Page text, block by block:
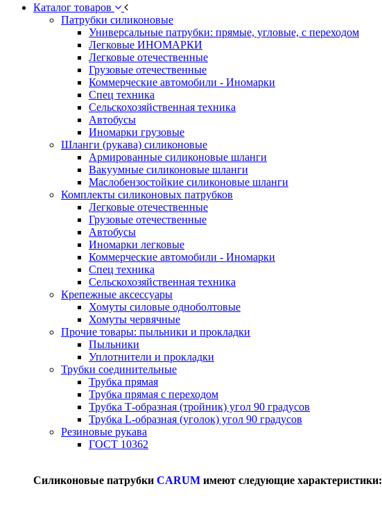
Каталог товаров
Патрубки силиконовые
Универсальные патрубки: прямые, угловые, с переходом
Легковые ИНОМАРКИ
Легковые отечественные
Грузовые отечественные
Коммерческие автомобили - Иномарки
Спец техника
Сельскохозяйственная техника
Автобусы
Иномарки грузовые
Шланги (рукава) силиконовые
Армированные силиконовые шланги
Вакуумные силиконовые шланги
Маслобензостойкие силиконовые шланги
Комплекты силиконовых патрубков
Легковые отечественные
Грузовые отечественные
Автобусы
Иномарки легковые
Коммерческие автомобили - Иномарки
Спец техника
Сельскохозяйственная техника
Крепежные аксессуары
Хомуты силовые одноболтовые
Хомуты червячные
Прочие товары: пыльники и прокладки
Пыльники
Уплотнители и прокладки
Трубки соединительные
Трубка прямая
Трубка прямая с переходом
Трубка Т-образная (тройник) угол 90 градусов
Трубка L-образная (уголок) угол 90 градусов
Резиновые рукава
ГОСТ 10362
Силиконовые патрубки CARUM имеют следующие характеристики: